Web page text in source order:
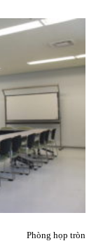
Phòng họp tròn